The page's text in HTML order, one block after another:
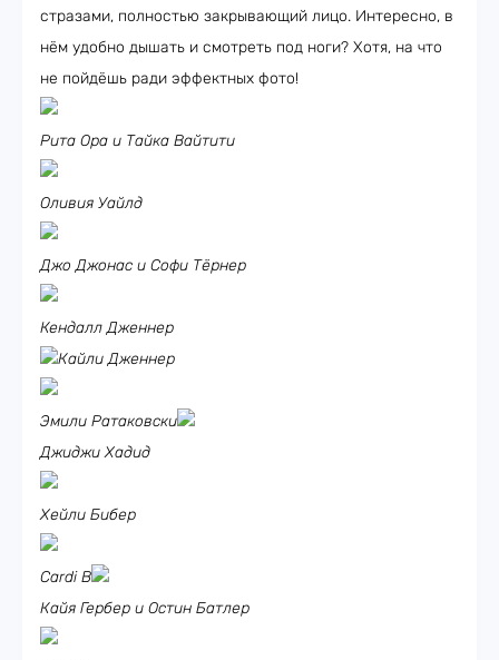
стразами, полностью закрывающий лицо. Интересно, в
нём удобно дышать и смотреть под ноги? Хотя, на что
не пойдёшь ради эффектных фото!
Рита Ора и Тайка Вайтити
Оливия Уайлд
Джо Джонас и Софи Тёрнер
Кендалл Дженнер
Кайли Дженнер
Эмили Ратаковски
Джиджи Хадид
Хейли Бибер
Cardi B
Кайя Гербер и Остин Батлер